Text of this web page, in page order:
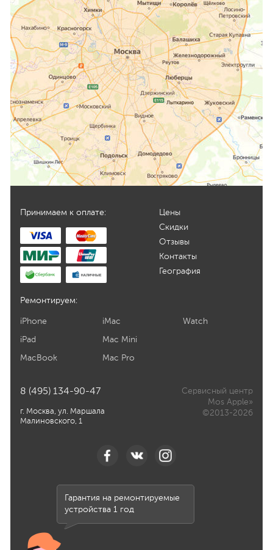
Принимаем к оплате:
Цены
Скидки
Отзывы
Контакты
География
Ремонтируем:
iPhone
iPad
MacBook
iMac
Mac Mini
Mac Pro
Watch
8 (495) 134-90-47
г. Москва, ул. Маршала
Малиновского, 1
Сервисный центр
Mos Apple»
©2013-2026
Гарантия на ремонтируемые
устройства 1 год